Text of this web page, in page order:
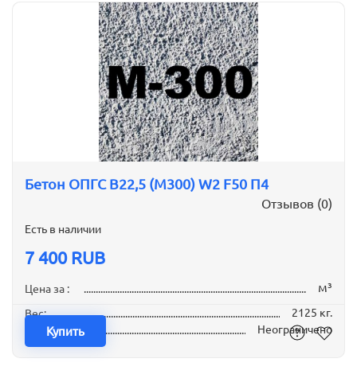
Бетон ОПГС B22,5 (М300) W2 F50 П4
Отзывов (0)
Есть в наличии
7 400 RUB
Цена за : м³
Вес:
2125 кг.
Наличие:
Неограничено
Купить